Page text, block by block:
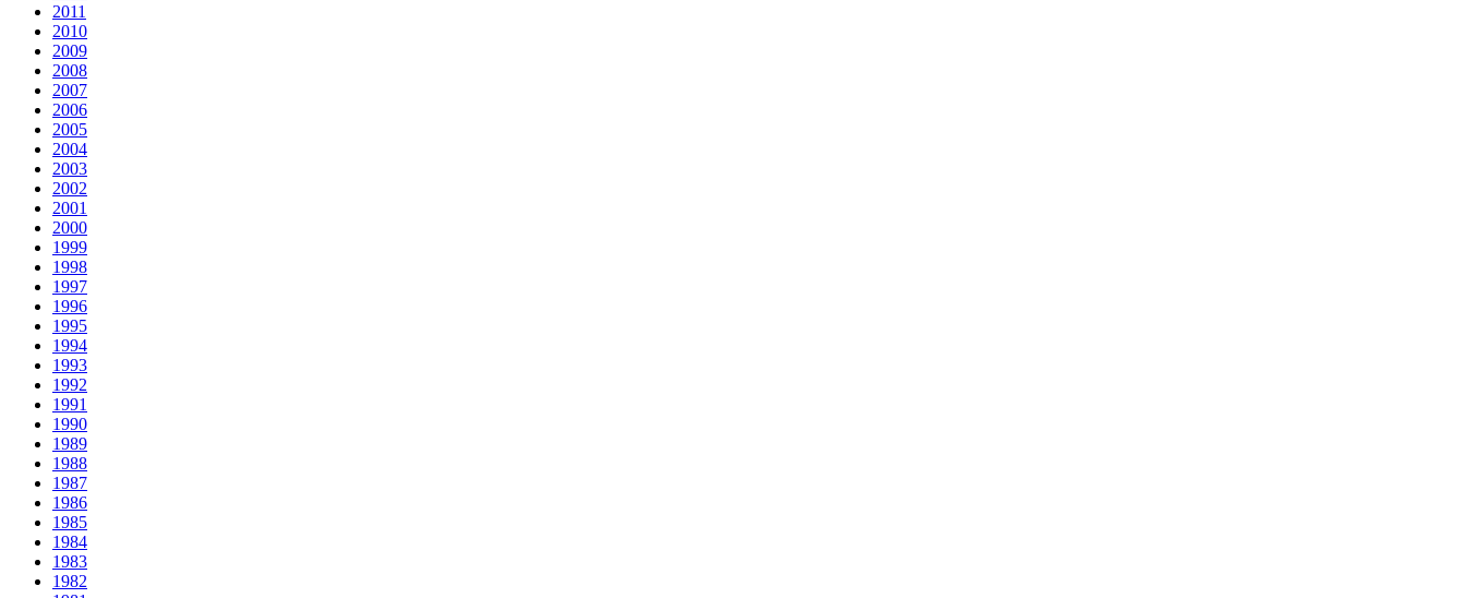
2011
2010
2009
2008
2007
2006
2005
2004
2003
2002
2001
2000
1999
1998
1997
1996
1995
1994
1993
1992
1991
1990
1989
1988
1987
1986
1985
1984
1983
1982